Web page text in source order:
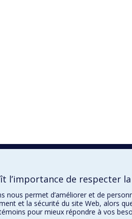
l’importance de respecter
nous permet d’améliorer et de
et la sécurité du site Web, alors
pour mieux répondre à vos